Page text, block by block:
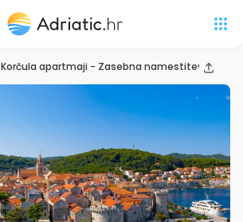
Korčula apartmaji - Zasebna namestitev